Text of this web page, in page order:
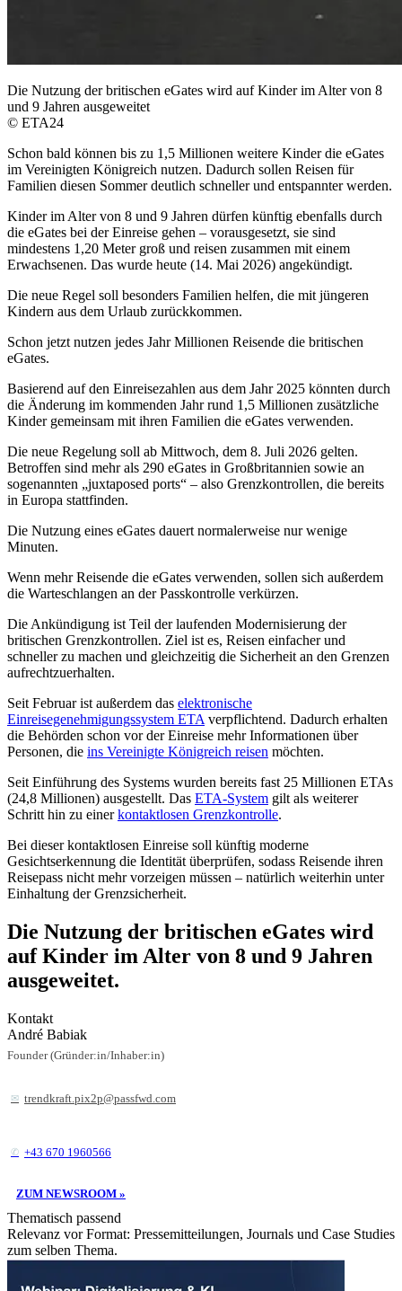
Die Nutzung der britischen eGates wird auf Kinder im Alter von 8
und 9 Jahren ausgeweitet
© ETA24
Schon bald können bis zu 1,5 Millionen weitere Kinder die eGates
im Vereinigten Königreich nutzen. Dadurch sollen Reisen für
Familien diesen Sommer deutlich schneller und entspannter werden.
Kinder im Alter von 8 und 9 Jahren dürfen künftig ebenfalls durch
die eGates bei der Einreise gehen – vorausgesetzt, sie sind
mindestens 1,20 Meter groß und reisen zusammen mit einem
Erwachsenen. Das wurde heute (14. Mai 2026) angekündigt.
Die neue Regel soll besonders Familien helfen, die mit jüngeren
Kindern aus dem Urlaub zurückkommen.
Schon jetzt nutzen jedes Jahr Millionen Reisende die britischen
eGates.
Basierend auf den Einreisezahlen aus dem Jahr 2025 könnten durch
die Änderung im kommenden Jahr rund 1,5 Millionen zusätzliche
Kinder gemeinsam mit ihren Familien die eGates verwenden.
Die neue Regelung soll ab Mittwoch, dem 8. Juli 2026 gelten.
Betroffen sind mehr als 290 eGates in Großbritannien sowie an
sogenannten „juxtaposed ports“ – also Grenzkontrollen, die bereits
in Europa stattfinden.
Die Nutzung eines eGates dauert normalerweise nur wenige
Minuten.
Wenn mehr Reisende die eGates verwenden, sollen sich außerdem
die Warteschlangen an der Passkontrolle verkürzen.
Die Ankündigung ist Teil der laufenden Modernisierung der
britischen Grenzkontrollen. Ziel ist es, Reisen einfacher und
schneller zu machen und gleichzeitig die Sicherheit an den Grenzen
aufrechtzuerhalten.
Seit Februar ist außerdem das elektronische
Einreisegenehmigungssystem ETA verpflichtend. Dadurch erhalten
die Behörden schon vor der Einreise mehr Informationen über
Personen, die ins Vereinigte Königreich reisen möchten.
Seit Einführung des Systems wurden bereits fast 25 Millionen ETAs
(24,8 Millionen) ausgestellt. Das ETA-System gilt als weiterer
Schritt hin zu einerkontaktlosen Grenzkontrolle.
Bei dieser kontaktlosen Einreise soll künftig moderne
Gesichtserkennung die Identität überprüfen, sodass Reisende ihren
Reisepass nicht mehr vorzeigen müssen – natürlich weiterhin unter
Einhaltung der Grenzsicherheit.
Die Nutzung der britischen eGates wird
auf Kinder im Alter von 8 und 9 Jahren
ausgeweitet.
Kontakt
André Babiak
Founder (Gründer:in/Inhaber:in)
trendkraft.pix2p@passfwd.com
+43 670 1960566
ZUM NEWSROOM »
Thematisch passend
Relevanz vor Format: Pressemitteilungen, Journals und Case Studies
zum selben Thema.